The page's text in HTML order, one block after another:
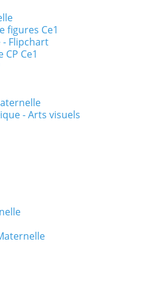
figures Ce1
- Flipchart
Ce1
- Arts visuels